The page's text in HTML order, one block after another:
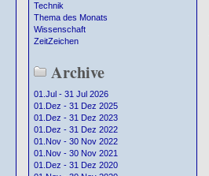
Technik
Thema des Monats
Wissenschaft
ZeitZeichen
Archive
01.Jul - 31 Jul 2026
01.Dez - 31 Dez 2025
01.Dez - 31 Dez 2023
01.Dez - 31 Dez 2022
01.Nov - 30 Nov 2022
01.Nov - 30 Nov 2021
01.Dez - 31 Dez 2020